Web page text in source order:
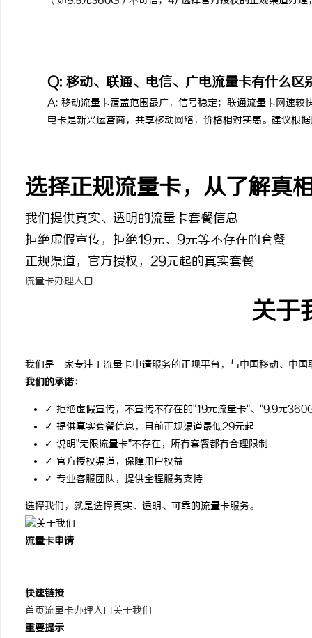
Q: 移动、联通、电信、广电流量卡有什么区
A: 移动流量卡覆盖范围最广，信号稳定；联通流量卡网速较
电卡是新兴运营商，共享移动网络，价格相对实惠。建议根
选择正规流量卡，从了解真
我们提供真实、透明的流量卡套餐信息
拒绝虚假宣传，拒绝19元、9元等不存在的套餐
正规渠道，官方授权，29元起的真实套餐
流量卡办理入口
关于
我们是一家专注于流量卡申请服务的正规平台，与中国移动、中
我们的承诺：
✓ 拒绝虚假宣传，不宣传不存在的"19元流量卡"、"9.9元
✓ 提供真实套餐信息，目前正规渠道最低29元起
✓ 说明"无限流量卡"不存在，所有套餐都有合理限制
✓ 官方授权渠道，保障用户权益
✓ 专业客服团队，提供全程服务支持
选择我们，就是选择真实、透明、可靠的流量卡服务。
流量卡申请
快速链接
首页流量卡办理入口关于我们
重要提示